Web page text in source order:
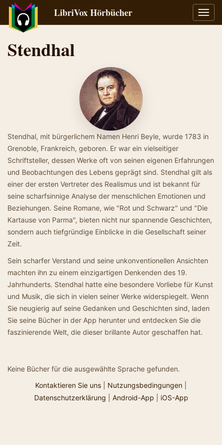
LibriVox Hörbücher
Stendhal
Stendhal, mit bürgerlichem Namen Henri Beyle, wurde 1783 in
Grenoble, Frankreich, geboren. Er war ein vielseitiger
Schriftsteller, dessen Werke oft von seinen eigenen Erfahrungen
und Beobachtungen des Lebens geprägt sind. Stendhal gilt als
einer der ersten Vertreter des Realismus und ist bekannt für
seine scharfsinnige Analyse der menschlichen Emotionen und
Beziehungen. Seine Romane, wie "Rot und Schwarz" und "Die
Kartause von Parma", bieten nicht nur spannende Geschichten,
sondern auch tiefgründige Einblicke in die Gesellschaft seiner
Zeit.
Sein scharfer Verstand und seine unkonventionellen Ansichten
machten ihn zu einem einzigartigen Denkenden des 19.
Jahrhunderts. Stendhal hatte eine besondere Vorliebe für Kunst
und Musik, die sich in vielen seiner Werke widerspiegelt. Wenn
Sie neugierig auf seine Gedanken und Geschichten sind, laden
Sie seine Bücher in der App herunter und entdecken Sie die
faszinierende Welt, die dieser brillante Autor geschaffen hat.
Keine Bücher für die ausgewählte Sprache gefunden.
Kontaktieren Sie uns
Nutzungsbedingungen
Datenschutzerklärung
Android-App iOS-App